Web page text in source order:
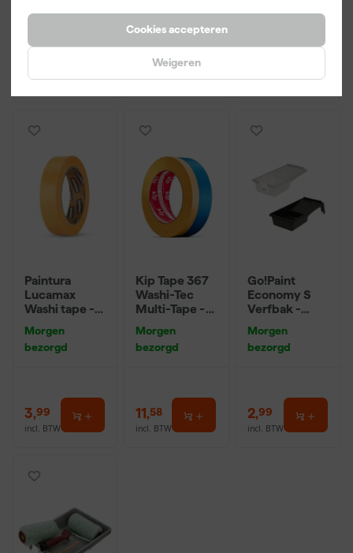
Cookies accepteren
Weigeren
incl. BTW
Afgelopen 30 dgn 9,89
28
incl. BTW incl. BTW
Paintura
Lucamax
Washi tape -
Morgen
bezorgd
3,99
incl. BTW
Kip Tape 367
Washi-Tec
Multi-Tape -
24/16mm x
25m
Morgen
bezorgd
11,58
incl. BTW
Go!Paint
Economy S
Verfbak -
15 x 32 cm + 5
inzetbakken
Morgen
bezorgd
2,99
incl. BTW